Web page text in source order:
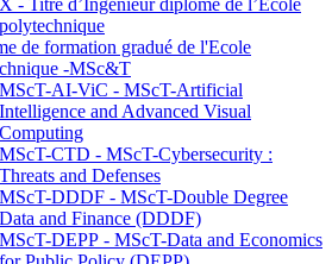
X - Titre d’Ingénieur diplômé de l’École
polytechnique
de formation gradué de l'Ecole
-MSc&T
MScT-AI-ViC - MScT-Artificial
Intelligence and Advanced Visual
Computing
MScT-CTD - MScT-Cybersecurity :
Threats and Defenses
MScT-DDDF - MScT-Double Degree
Data and Finance (DDDF)
MScT-DEPP - MScT-Data and Economics